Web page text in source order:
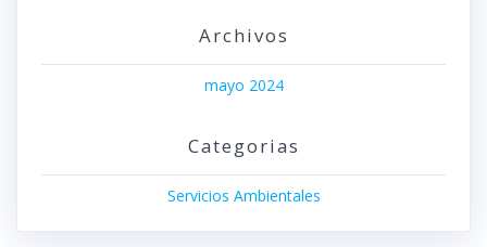
Archivos
mayo 2024
Categorias
Servicios Ambientales